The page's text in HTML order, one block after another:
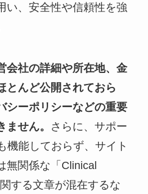
い、安全性や信頼性を強
会社の詳細や所在地、金
とんど公開されておら
シーポリシーなどの重要
せん。
さらに、サポー
機能しておらず、サイト
無関係な「Clinical
する文章が混在するな